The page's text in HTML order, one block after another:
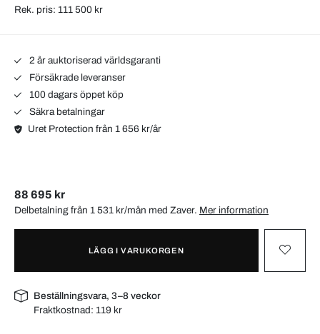
Rek. pris: 111 500 kr
2 år auktoriserad världsgaranti
Försäkrade leveranser
100 dagars öppet köp
Säkra betalningar
Uret Protection från 1 656 kr/år
88 695 kr
Delbetalning från 1 531 kr/mån med Zaver. Mer information
LÄGG I VARUKORGEN
Beställningsvara, 3–8 veckor
Fraktkostnad: 119 kr